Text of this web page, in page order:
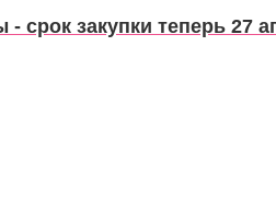
срок закупки теперь 27